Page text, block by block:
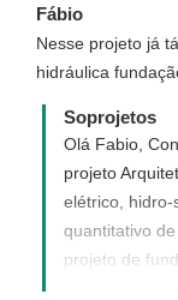
Fábio
Nesse projeto já
hidráulica
Soprojetos
Olá Fabio,
projeto
elétrico,
quantitativo
projeto de